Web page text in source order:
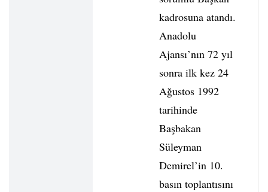
kadrosuna atandı.
Anadolu
Ajansı’nın 72 yıl
sonra ilk kez 24
Ağustos 1992
tarihinde
Başbakan
Süleyman
Demirel’in 10.
basın toplantısını